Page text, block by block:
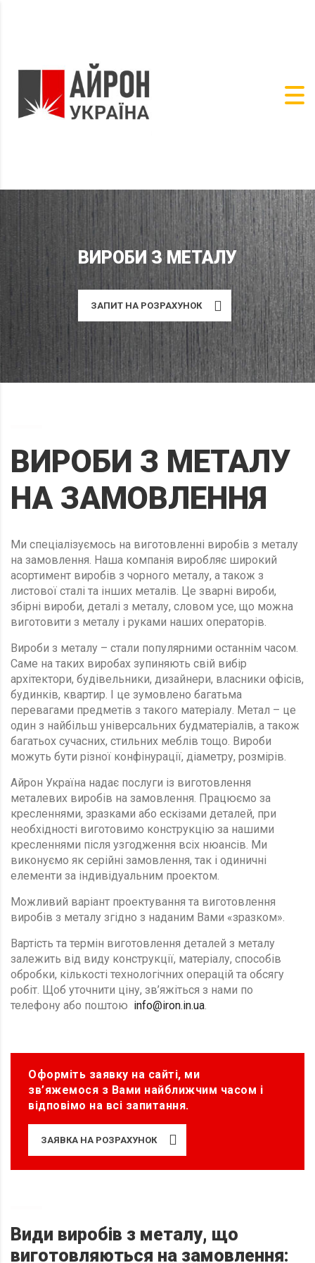
ВИРОБИ З МЕТАЛУ
ЗАПИТ НА РОЗРАXУНОК
ВИРОБИ З МЕТАЛУ
НА ЗАМОВЛЕННЯ
Ми спеціалізуємось на виготовленні виробів з металу
на замовлення. Наша компанія виробляє широкий
асортимент виробів з чорного металу, а також з
листової сталі та інших металів. Це зварні вироби,
збірні вироби, деталі з металу, словом усе, що можна
виготовити з металу і руками наших операторів.
Вироби з металу – стали популярними останнім часом.
Саме на таких виробах зупиняють свій вибір
архітектори, будівельники, дизайнери, власники офісів,
будинків, квартир. І це зумовлено багатьма
перевагами предметів з такого матеріалу. Метал – це
один з найбільш універсальних будматеріалів, а також
багатьох сучасних, стильних меблів тощо. Вироби
можуть бути різної конфінурації, діаметру, розмірів.
Айрон Україна надає послуги із виготовлення
металевих виробів на замовлення. Працюємо за
кресленнями, зразками або ескізами деталей, при
необхідності виготовимо конструкцію за нашими
кресленнями після узгодження всіх нюансів. Ми
виконуємо як серійні замовлення, так і одиничні
елементи за індивідуальним проектом.
Можливий варіант проектування та виготовлення
виробів з металу згідно з наданим Вами «зразком».
Вартість та термін виготовлення деталей з металу
залежить від виду конструкції, матеріалу, способів
обробки, кількості технологічних операцій та обсягу
робіт. Щоб уточнити ціну, зв’яжіться з нами по
телефону або поштою info@iron.in.ua.
Оформіть заявку на сайті, ми
зв’яжемося з Вами найближчим часом і
відповімо на всі запитання.
ЗАЯВКА НА РОЗРАХУНОК
Види виробів з металу, що
виготовляються на замовлення: